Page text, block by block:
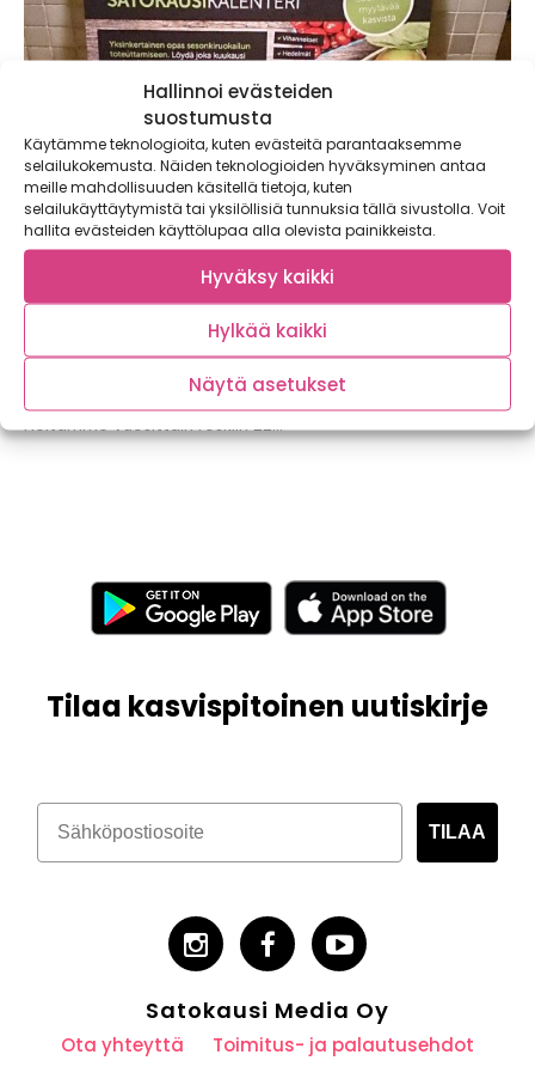
Hallinnoi evästeiden
suostumusta
Käytämme teknologioita, kuten evästeitä parantaaksemme
selailukokemusta. Näiden teknologioiden hyväksyminen antaa
meille mahdollisuuden käsitellä tietoja, kuten
selailukäyttäytymistä tai yksilöllisiä tunnuksia tällä sivustolla. Voit
hallita evästeiden käyttölupaa alla olevista painikkeista.
Hyväksy kaikki
Hylkää kaikki
Näytä asetukset
Ovatko kasvisten laatuvaatimukset
kääntyneet meitä vastaan?
Viime viikolla vietetty hävikkiviikko on toivottavasti
herättänyt meidät pohtimaan kulutustottumuksiamme.
Heitämme vuosittain roskiin 22...
Tilaa kasvispitoinen uutiskirje
TILAA
Satokausi Media Oy
Ota yhteyttä Toimitus- ja palautusehdot